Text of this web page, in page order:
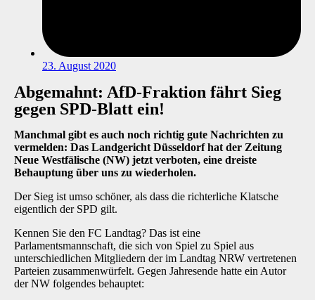
23. August 2020
Abgemahnt: AfD-Fraktion fährt Sieg
gegen SPD-Blatt ein!
Manchmal gibt es auch noch richtig gute Nachrichten zu
vermelden: Das Landgericht Düsseldorf hat der Zeitung
Neue Westfälische (NW) jetzt verboten, eine dreiste
Behauptung über uns zu wiederholen.
Der Sieg ist umso schöner, als dass die richterliche Klatsche
eigentlich der SPD gilt.
Kennen Sie den FC Landtag? Das ist eine
Parlamentsmannschaft, die sich von Spiel zu Spiel aus
unterschiedlichen Mitgliedern der im Landtag NRW vertretenen
Parteien zusammenwürfelt. Gegen Jahresende hatte ein Autor
der NW folgendes behauptet: